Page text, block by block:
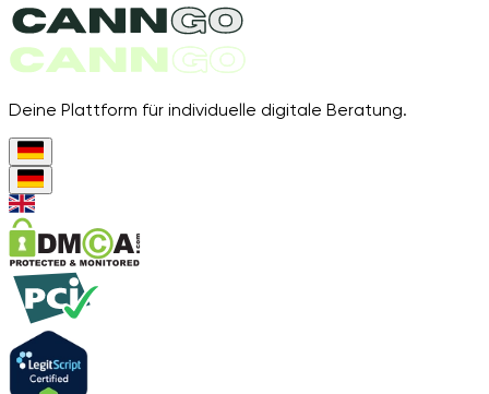
Deine Plattform für individuelle digitale Beratung.